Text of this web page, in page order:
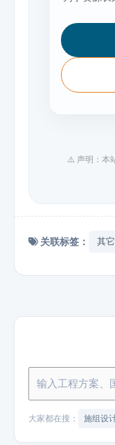
⚠️ 声明：本
关联标签： 其
大家都在搜： 施组设